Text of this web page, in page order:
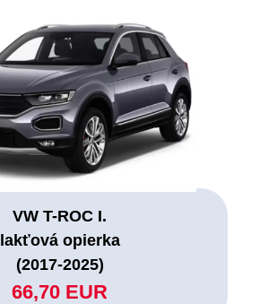
VW T-ROC I.
lakťová opierka
(2017-2025)
66,70 EUR